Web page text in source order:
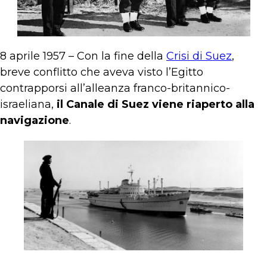
8 aprile 1957 – Con la fine della Crisi di Suez,
breve conflitto che aveva visto l’Egitto
contrapporsi all’alleanza franco-britannico-
israeliana, il Canale di Suez viene riaperto alla
navigazione.